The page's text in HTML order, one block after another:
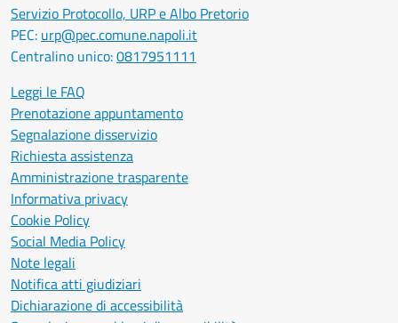
Servizio Protocollo, URP e Albo Pretorio
PEC: urp@pec.comune.napoli.it
Centralino unico:0817951111
Leggi le FAQ
Prenotazione appuntamento
Segnalazione disservizio
Richiesta assistenza
Amministrazione trasparente
Informativa privacy
Cookie Policy
Social Media Policy
Note legali
Notifica atti giudiziari
Dichiarazione di accessibilità